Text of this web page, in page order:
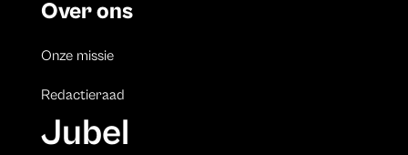
Over ons
Onze missie
Redactieraad
Jubel